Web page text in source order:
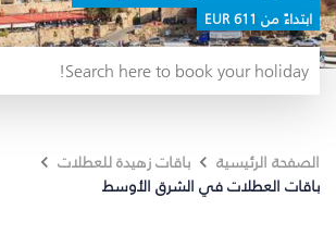
ابتداءً من 611 EUR
الصفحة الرئيسية
باقات زهيدة للعطلات
باقات العطلات في الشرق الأوسط